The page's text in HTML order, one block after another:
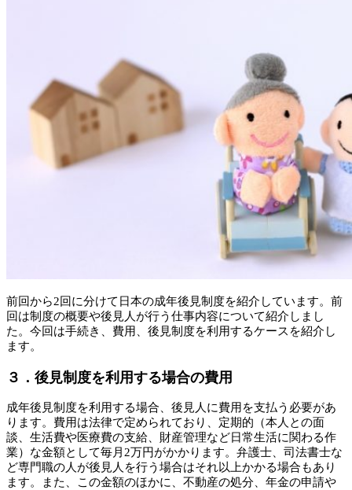
前回から2回に分けて日本の成年後見制度を紹介しています。前
回は制度の概要や後見人が行う仕事内容について紹介しまし
た。今回は手続き、費用、後見制度を利用するケースを紹介し
ます。
３．後見制度を利用する場合の費用
成年後見制度を利用する場合、後見人に費用を支払う必要があ
ります。費用は法律で定められており、定期的（本人との面
談、生活費や医療費の支給、財産管理など日常生活に関わる作
業）な金額として毎月2万円がかかります。弁護士、司法書士な
ど専門職の人が後見人を行う場合はそれ以上かかる場合もあり
ます。また、この金額のほかに、不動産の処分、年金の申請や